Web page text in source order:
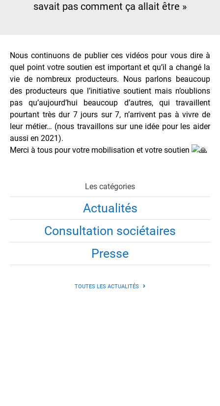
savait pas comment ça allait être »
Nous continuons de publier ces vidéos pour vous dire à
quel point votre soutien est important et qu’il a changé la
vie de nombreux producteurs. Nous parlons beaucoup
des producteurs que l’initiative soutient mais n’oublions
pas qu’aujourd’hui beaucoup d’autres, qui travaillent
pourtant très dur 7 jours sur 7, n’arrivent pas à vivre de
leur métier… (nous travaillons sur une idée pour les aider
aussi en 2021).
Merci à tous pour votre mobilisation et votre soutien
Les catégories
Actualités
Consultation sociétaires
Presse
TOUTES LES ACTUALITÉS